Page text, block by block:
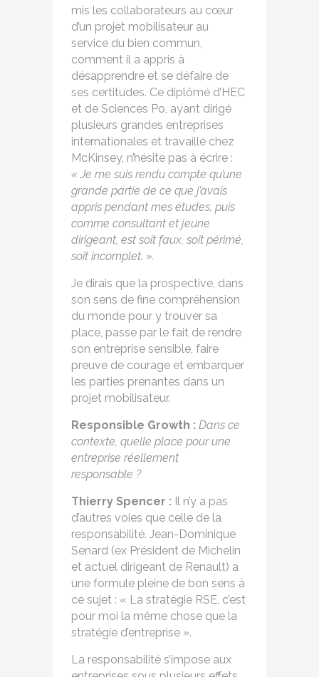
mis les collaborateurs au cœur
d’un projet mobilisateur au
service du bien commun,
comment il a appris à
désapprendre et se défaire de
ses certitudes. Ce diplômé d’HEC
et de Sciences Po, ayant dirigé
plusieurs grandes entreprises
internationales et travaillé chez
McKinsey, n’hésite pas à écrire :
« Je me suis rendu compte qu’une
grande partie de ce que j’avais
appris pendant mes études, puis
comme consultant et jeune
dirigeant, est soit faux, soit périmé,
soit incomplet. ».
Je dirais que la prospective, dans
son sens de fine compréhension
du monde pour y trouver sa
place, passe par le fait de rendre
son entreprise sensible, faire
preuve de courage et embarquer
les parties prenantes dans un
projet mobilisateur.
Responsible Growth : Dans ce
contexte, quelle place pour une
entreprise réellement
responsable ?
Thierry Spencer : Il n’y a pas
d’autres voies que celle de la
responsabilité. Jean-Dominique
Senard (ex Président de Michelin
et actuel dirigeant de Renault) a
une formule pleine de bon sens à
ce sujet : « La stratégie RSE, c’est
pour moi la même chose que la
stratégie d’entreprise ».
La responsabilité s’impose aux